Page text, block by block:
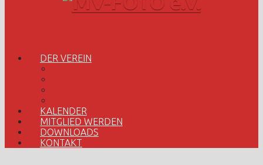
DER VEREIN
KALENDER
MITGLIED WERDEN
DOWNLOADS
KONTAKT